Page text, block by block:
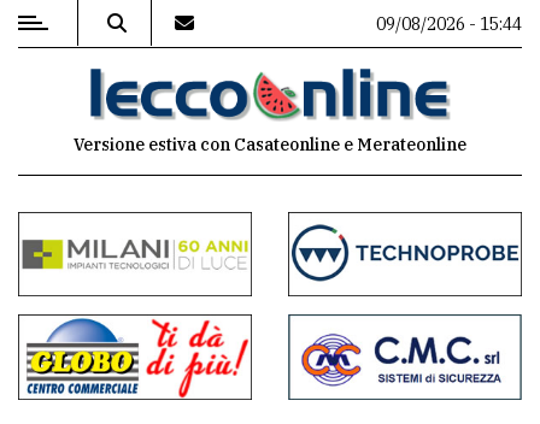
MENU
commenti
Contenuti
del
sito
09/08/2026 - 15:44
Versione estiva con Casateonline e Merateonline